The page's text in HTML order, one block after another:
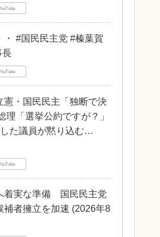
・ #国民民主党 #榛葉賀
長
憲・国民民主「独断で決
「選挙公約ですが？」
た議員が黙り込む…
着実な準備 国民民主党
補者擁立を加速 (2026年8